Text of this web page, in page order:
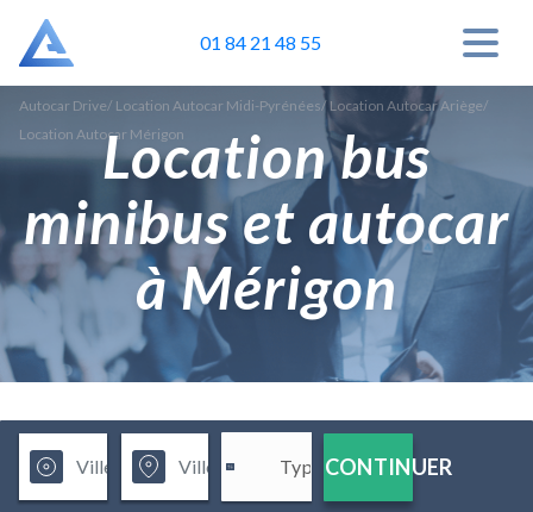
01 84 21 48 55
Autocar Drive/ Location Autocar Midi-Pyrénées/ Location Autocar Ariège/
Location Autocar MérigonLocation bus
minibus et autocar
à Mérigon
CONTINUER